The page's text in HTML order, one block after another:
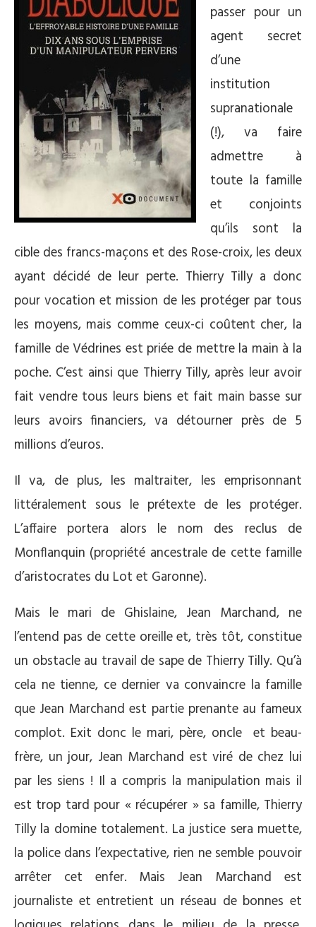
passer pour un
agent secret
d’une
institution
supranationale
(!), va faire
admettre à
toute la famille
et conjoints
qu’ils sont la
cible des francs-maçons et des Rose-croix, les deux
ayant décidé de leur perte. Thierry Tilly a donc
pour vocation et mission de les protéger par tous
les moyens, mais comme ceux-ci coûtent cher, la
famille de Védrines est priée de mettre la main à la
poche. C’est ainsi que Thierry Tilly, après leur avoir
fait vendre tous leurs biens et fait main basse sur
leurs avoirs financiers, va détourner près de 5
millions d’euros.
Il va, de plus, les maltraiter, les emprisonnant
littéralement sous le prétexte de les protéger.
L’affaire portera alors le nom des reclus de
Monflanquin (propriété ancestrale de cette famille
d’aristocrates du Lot et Garonne).
Mais le mari de Ghislaine, Jean Marchand, ne
l’entend pas de cette oreille et, très tôt, constitue
un obstacle au travail de sape de Thierry Tilly. Qu’à
cela ne tienne, ce dernier va convaincre la famille
que Jean Marchand est partie prenante au fameux
complot. Exit donc le mari, père, oncle et beau-
frère, un jour, Jean Marchand est viré de chez lui
par les siens ! Il a compris la manipulation mais il
est trop tard pour « récupérer » sa famille, Thierry
Tilly la domine totalement. La justice sera muette,
la police dans l’expectative, rien ne semble pouvoir
arrêter cet enfer. Mais Jean Marchand est
journaliste et entretient un réseau de bonnes et